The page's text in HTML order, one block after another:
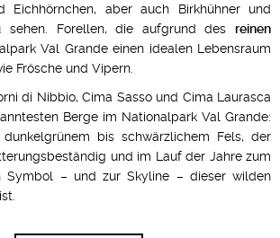
Eichhörnchen, aber auch Birkhühner und
sehen. Forellen, die aufgrund des reinen
Val Grande einen idealen Lebensraum
Frösche und Vipern.
di Nibbio, Cima Sasso und Cima Laurasca
Berge im Nationalpark Val Grande:
bis schwärzlichem Fels, der
und im Lauf der Jahre zum
Symbol – und zur Skyline – dieser wilden